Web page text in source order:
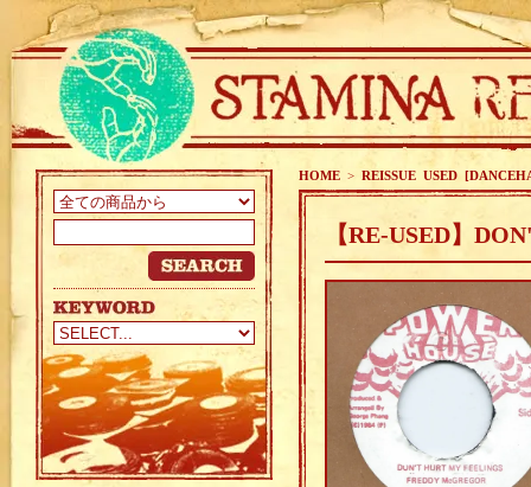
HOME > REISSUE USED
【RE-USED】